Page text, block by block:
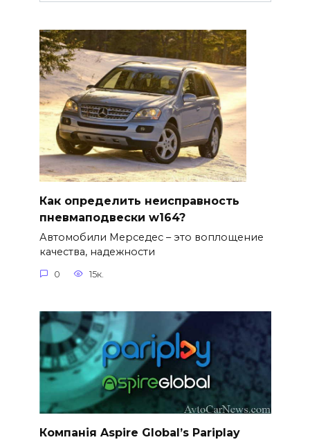
Как определить неисправность
пневмаподвески w164?
Автомобили Мерседес – это воплощение
качества, надежности
0 15к.
Компанія Aspire Global’s Pariplay